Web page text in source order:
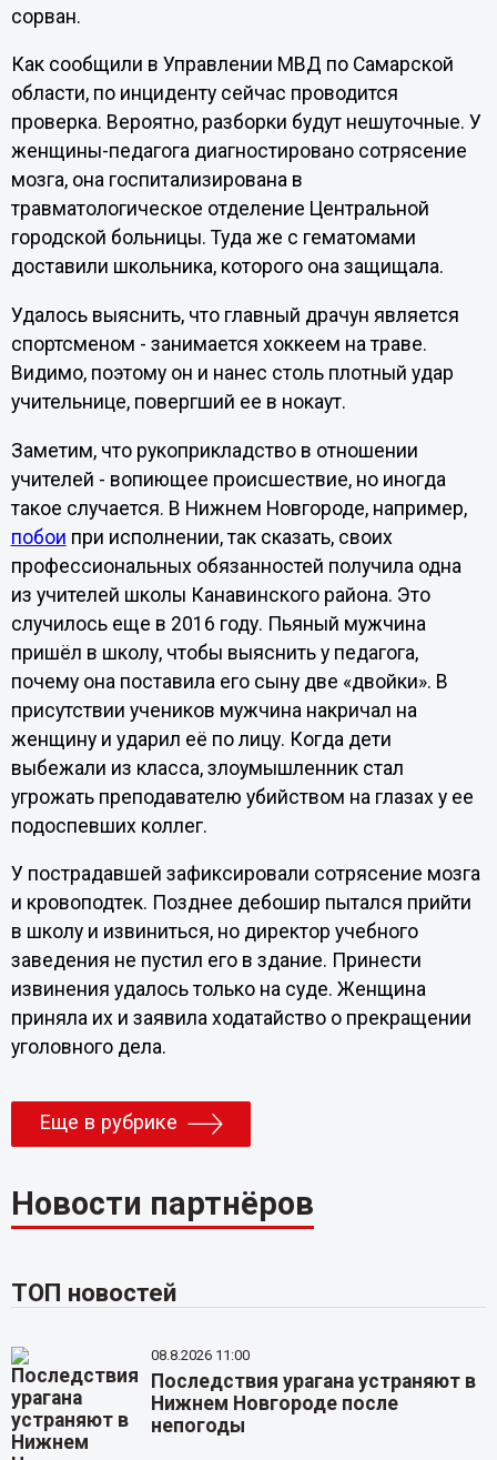
сорван.
Как сообщили в Управлении МВД по Самарской
области, по инциденту сейчас проводится
проверка. Вероятно, разборки будут нешуточные. У
женщины-педагога диагностировано сотрясение
мозга, она госпитализирована в
травматологическое отделение Центральной
городской больницы. Туда же с гематомами
доставили школьника, которого она защищала.
Удалось выяснить, что главный драчун является
спортсменом - занимается хоккеем на траве.
Видимо, поэтому он и нанес столь плотный удар
учительнице, повергший ее в нокаут.
Заметим, что рукоприкладство в отношении
учителей - вопиющее происшествие, но иногда
такое случается. В Нижнем Новгороде, например,
побои при исполнении, так сказать, своих
профессиональных обязанностей получила одна
из учителей школы Канавинского района. Это
случилось еще в 2016 году. Пьяный мужчина
пришёл в школу, чтобы выяснить у педагога,
почему она поставила его сыну две «двойки». В
присутствии учеников мужчина накричал на
женщину и ударил её по лицу. Когда дети
выбежали из класса, злоумышленник стал
угрожать преподавателю убийством на глазах у ее
подоспевших коллег.
У пострадавшей зафиксировали сотрясение мозга
и кровоподтек. Позднее дебошир пытался прийти
в школу и извиниться, но директор учебного
заведения не пустил его в здание. Принести
извинения удалось только на суде. Женщина
приняла их и заявила ходатайство о прекращении
уголовного дела.
Еще в рубрике
Новости партнёров
ТОП новостей
08.8.2026 11:00
Последствия урагана устраняют в
Нижнем Новгороде после
непогоды